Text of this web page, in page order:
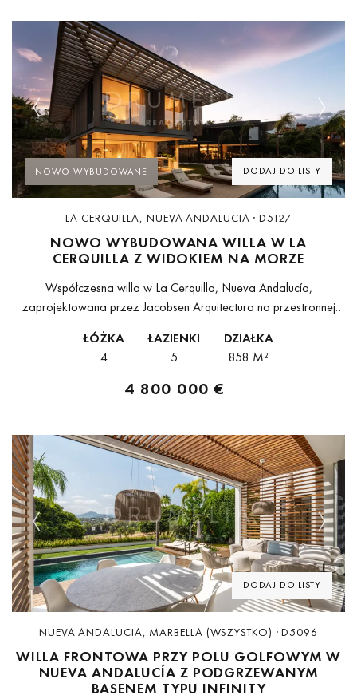
DODAJ DO LISTY
Previous Next
NOWO WYBUDOWANE
LA CERQUILLA, NUEVA ANDALUCIA · D5127
NOWO WYBUDOWANA WILLA W LA
CERQUILLA Z WIDOKIEM NA MORZE
Współczesna willa w La Cerquilla, Nueva Andalucía,
zaprojektowana przez Jacobsen Arquitectura na przestronnej
Morze Śródziemne. Architektura w pełni wykorzystuje naturalne...
ŁÓŻKA
4
ŁAZIENKI
5
DZIAŁKA
858 M²
4 800 000 €
DODAJ DO LISTY
Previous Next
NUEVA ANDALUCIA, MARBELLA (WSZYSTKO) · D5096
WILLA FRONTOWA PRZY POLU GOLFOWYM W
NUEVA ANDALUCÍA Z PODGRZEWANYM
BASENEM TYPU INFINITY